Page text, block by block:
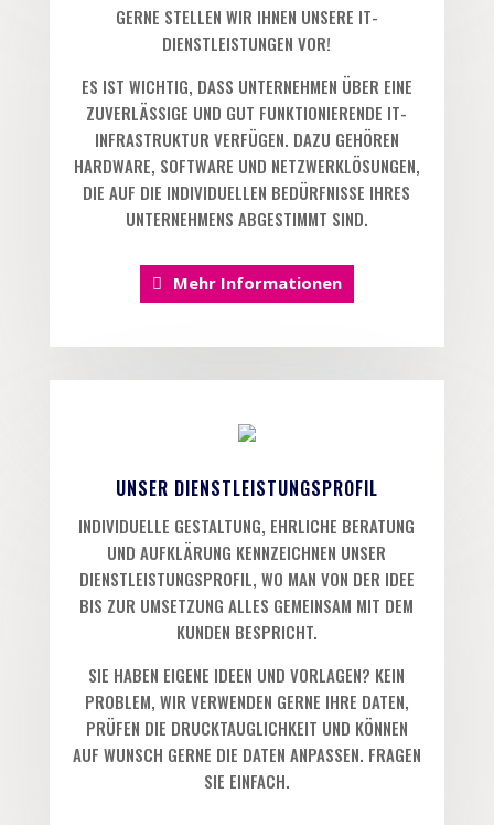
GERNE STELLEN WIR IHNEN UNSERE IT-
DIENSTLEISTUNGEN VOR!
ES IST WICHTIG, DASS UNTERNEHMEN ÜBER EINE
ZUVERLÄSSIGE UND GUT FUNKTIONIERENDE IT-
INFRASTRUKTUR VERFÜGEN. DAZU GEHÖREN
HARDWARE, SOFTWARE UND NETZWERKLÖSUNGEN,
DIE AUF DIE INDIVIDUELLEN BEDÜRFNISSE IHRES
UNTERNEHMENS ABGESTIMMT SIND.
Mehr Informationen
UNSER DIENSTLEISTUNGSPROFIL
INDIVIDUELLE GESTALTUNG, EHRLICHE BERATUNG
UND AUFKLÄRUNG KENNZEICHNEN UNSER
DIENSTLEISTUNGSPROFIL, WO MAN VON DER IDEE
BIS ZUR UMSETZUNG ALLES GEMEINSAM MIT DEM
KUNDEN BESPRICHT.
SIE HABEN EIGENE IDEEN UND VORLAGEN? KEIN
PROBLEM, WIR VERWENDEN GERNE IHRE DATEN,
PRÜFEN DIE DRUCKTAUGLICHKEIT UND KÖNNEN
AUF WUNSCH GERNE DIE DATEN ANPASSEN. FRAGEN
SIE EINFACH.